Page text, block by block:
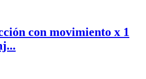
con movimiento x 1